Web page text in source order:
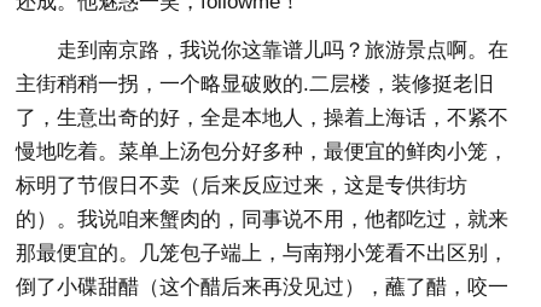
走到南京路，我说你这靠谱儿吗？旅游景点啊。在
主街稍稍一拐，一个略显破败的.二层楼，装修挺老旧
了，生意出奇的好，全是本地人，操着上海话，不紧不
慢地吃着。菜单上汤包分好多种，最便宜的鲜肉小笼，
标明了节假日不卖（后来反应过来，这是专供街坊
的）。我说咱来蟹肉的，同事说不用，他都吃过，就来
那最便宜的。几笼包子端上，与南翔小笼看不出区别，
倒了小碟甜醋（这个醋后来再没见过），蘸了醋，咬一